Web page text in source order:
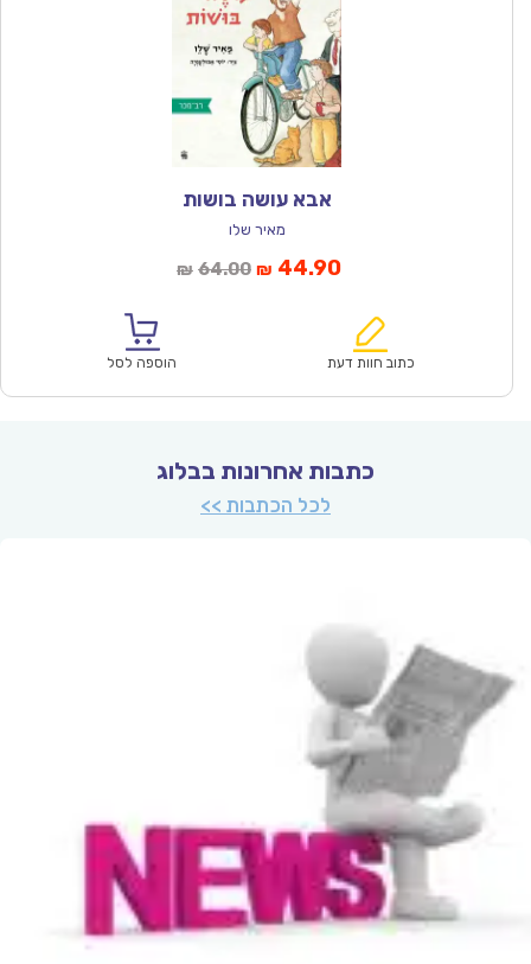
אבא עושה בושות
מאיר שלו
₪ 64.00המחיר
₪64.00.
₪ 44.90המחיר
הוא:
כתוב חוות דעת הוספה לסל
כתבות אחרונות בבלוג
לכל הכתבות >>